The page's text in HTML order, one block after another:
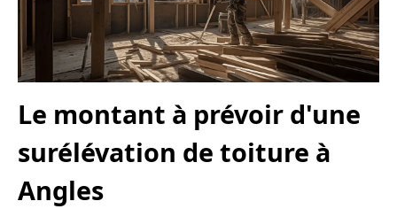
Le montant à prévoir d'une
surélévation de toiture à
Angles